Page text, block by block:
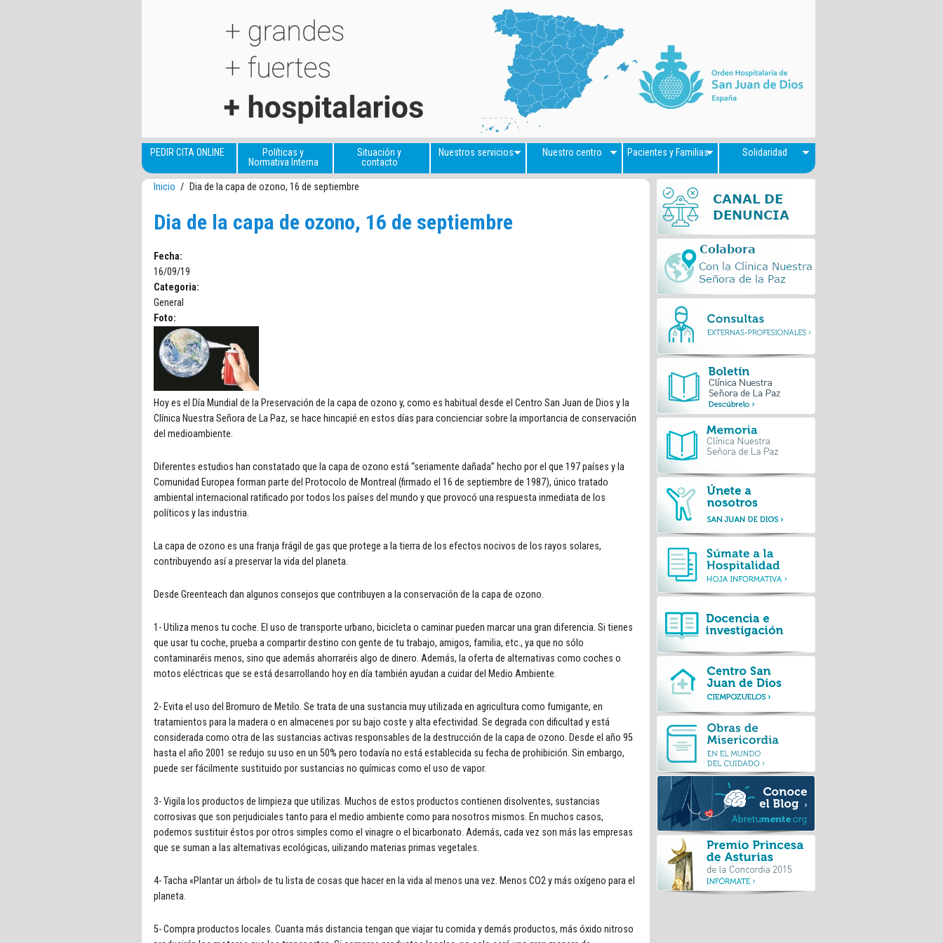
PEDIR CITA ONLINE
Políticas y
Normativa Interna
Situación y
contacto
Nuestros servicios Nuestro centro Pacientes y Familias Solidaridad
Inicio / Dia de la capa de ozono, 16 de septiembre
Dia de la capa de ozono, 16 de septiembre
Fecha:
16/09/19
Categoria:
General
Foto:
Hoy es el Día Mundial de la Preservación de la capa de ozono y, como es habitual desde el Centro San Juan de Dios y la
Clínica Nuestra Señora de La Paz, se hace hincapié en estos días para concienciar sobre la importancia de conservación
del medioambiente.
Diferentes estudios han constatado que la capa de ozono está “seriamente dañada” hecho por el que 197 países y la
Comunidad Europea forman parte del Protocolo de Montreal (firmado el 16 de septiembre de 1987), único tratado
ambiental internacional ratificado por todos los países del mundo y que provocó una respuesta inmediata de los
políticos y las industria.
La capa de ozono es una franja frágil de gas que protege a la tierra de los efectos nocivos de los rayos solares,
contribuyendo así a preservar la vida del planeta.
Desde Greenteach dan algunos consejos que contribuyen a la conservación de la capa de ozono.
1- Utiliza menos tu coche. El uso de transporte urbano, bicicleta o caminar pueden marcar una gran diferencia. Si tienes
que usar tu coche, prueba a compartir destino con gente de tu trabajo, amigos, familia, etc., ya que no sólo
contaminaréis menos, sino que además ahorraréis algo de dinero. Además, la oferta de alternativas como coches o
motos eléctricas que se está desarrollando hoy en día también ayudan a cuidar del Medio Ambiente.
2- Evita el uso del Bromuro de Metilo. Se trata de una sustancia muy utilizada en agricultura como fumigante, en
tratamientos para la madera o en almacenes por su bajo coste y alta efectividad. Se degrada con dificultad y está
considerada como otra de las sustancias activas responsables de la destrucción de la capa de ozono. Desde el año 95
hasta el año 2001 se redujo su uso en un 50% pero todavía no está establecida su fecha de prohibición. Sin embargo,
puede ser fácilmente sustituido por sustancias no químicas como el uso de vapor.
3- Vigila los productos de limpieza que utilizas. Muchos de estos productos contienen disolventes, sustancias
corrosivas que son perjudiciales tanto para el medio ambiente como para nosotros mismos. En muchos casos,
podemos sustituir éstos por otros simples como el vinagre o el bicarbonato. Además, cada vez son más las empresas
que se suman a las alternativas ecológicas, uilizando materias primas vegetales.
4- Tacha «Plantar un árbol» de tu lista de cosas que hacer en la vida al menos una vez. Menos CO2 y más oxígeno para el
planeta.
5- Compra productos locales. Cuanta más distancia tengan que viajar tu comida y demás productos, más óxido nitroso